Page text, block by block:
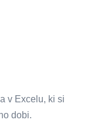
v Excelu, ki si
dobi.